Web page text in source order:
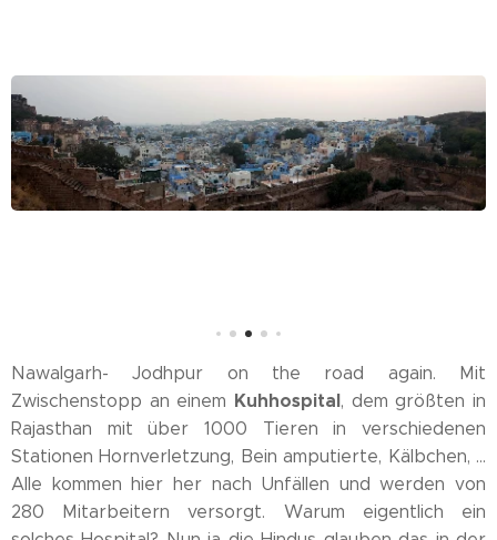
Nawalgarh- Jodhpur on the road again. Mit
Zwischenstopp an einem Kuhhospital, dem größten in
Rajasthan mit über 1000 Tieren in verschiedenen
Stationen Hornverletzung, Bein amputierte, Kälbchen, ...
Alle kommen hier her nach Unfällen und werden von
280 Mitarbeitern versorgt. Warum eigentlich ein